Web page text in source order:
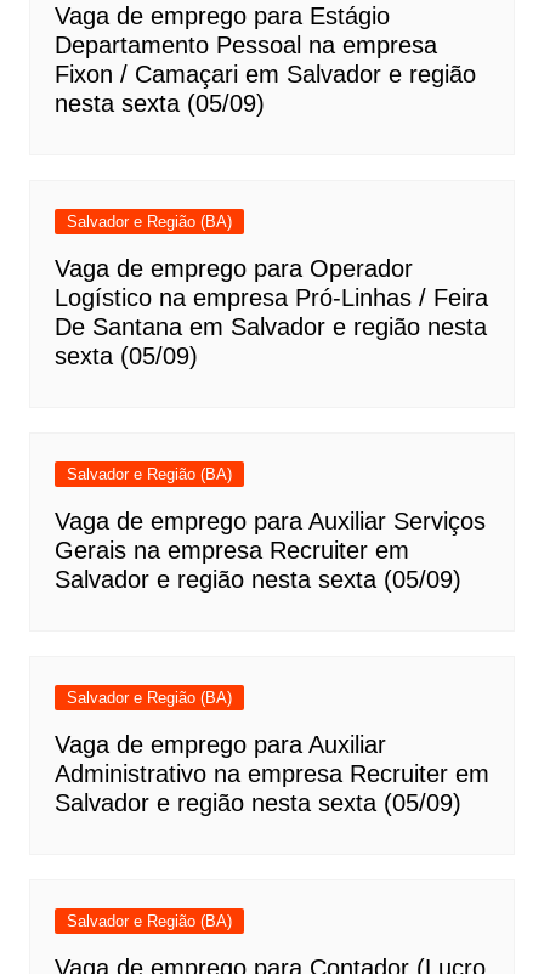
Vaga de emprego para Estágio
Departamento Pessoal na empresa
Fixon / Camaçari em Salvador e região
nesta sexta (05/09)
Salvador e Região (BA)
Vaga de emprego para Operador
Logístico na empresa Pró-Linhas / Feira
De Santana em Salvador e região nesta
sexta (05/09)
Salvador e Região (BA)
Vaga de emprego para Auxiliar Serviços
Gerais na empresa Recruiter em
Salvador e região nesta sexta (05/09)
Salvador e Região (BA)
Vaga de emprego para Auxiliar
Administrativo na empresa Recruiter em
Salvador e região nesta sexta (05/09)
Salvador e Região (BA)
Vaga de emprego para Contador (Lucro